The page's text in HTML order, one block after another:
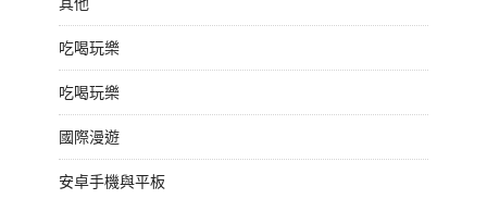
吃喝玩樂
吃喝玩樂
國際漫遊
安卓手機與平板